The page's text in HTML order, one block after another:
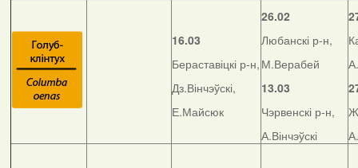
16.03
Бераставіцкі р-н,
Дз.Вінчэўскі,
Е.Майсюк
26.02
Любанскі р-н,
М.Верабей
13.03
Чэрвенскі р-н,
А.Вінчэўскі